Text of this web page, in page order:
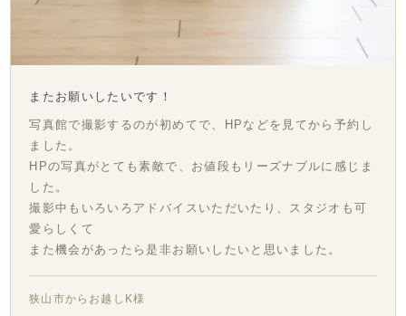
またお願いしたいです！
写真館で撮影するのが初めてで、HPなどを見てから予約し
ました。
HPの写真がとても素敵で、お値段もリーズナブルに感じま
した。
撮影中もいろいろアドバイスいただいたり、スタジオも可
愛らしくて
また機会があったら是非お願いしたいと思いました。
狭山市からお越しK様